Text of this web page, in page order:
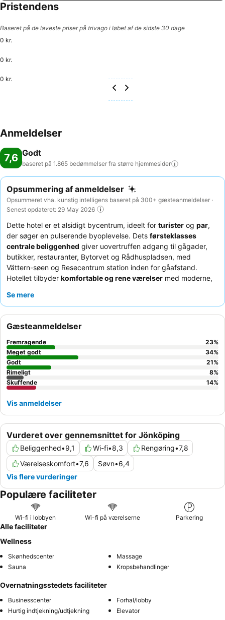
Pristendens
Baseret på de laveste priser på trivago i løbet af de sidste 30 dage
0 kr.
0 kr.
0 kr.
Anmeldelser
7,6 Godt
baseret på 1.865 bedømmelser fra større hjemmesider
Opsummering af anmeldelser
Opsummeret vha. kunstig intelligens baseret på 300+ gæsteanmeldelser ·
Senest opdateret: 29 May 2026
Dette hotel er et alsidigt bycentrum, ideelt for turister og par,
der søger en pulserende byoplevelse. Dets førsteklasses
centrale beliggenhed giver uovertruffen adgang til gågader,
butikker, restauranter, Bytorvet og Rådhuspladsen, med
Vättern-søen og Resecentrum station inden for gåafstand.
Hotellet tilbyder komfortable og rene værelser med moderne,
hjælpsomme og imødekommende personale i receptionen
være en faktor i dette livlige område.
Se mere
Vurderet over gennemsnittet for Jönköping
Beliggenhed•9,1 Wi-fi•8,3 Rengøring•7,8
Værelseskomfort•7,6 Søvn•6,4
Vis flere vurderinger
Gæsteanmeldelser
Fremragende 23%
Meget godt
34%
Godt
21%
Rimeligt
8%
Skuffende
14%
Vis anmeldelser
Populære faciliteter
Wi-fi i lobbyen Wi-fi på værelserne Parkering
Alle faciliteter
Wellness
Skønhedscenter
Massage
Sauna
Kropsbehandlinger
Overnatningsstedets faciliteter
Businesscenter
Forhal/lobby
Hurtig indtjekning/udtjekning
Elevator